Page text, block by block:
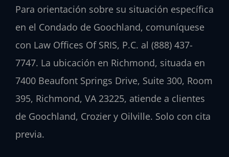
Para orientación sobre su situación específica
en el Condado de Goochland, comuníquese
con Law Offices Of SRIS, P.C. al (888) 437-
7747. La ubicación en Richmond, situada en
7400 Beaufont Springs Drive, Suite 300, Room
395, Richmond, VA 23225, atiende a clientes
de Goochland, Crozier y Oilville. Solo con cita
previa.